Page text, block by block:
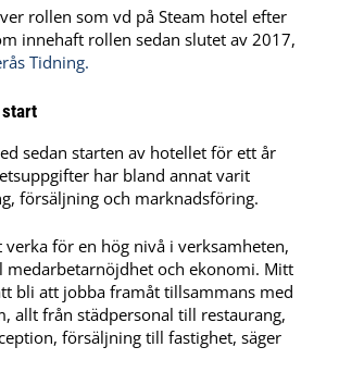
rollen som vd på Steam hotel efter
innehaft rollen sedan slutet av 2017,
Tidning.
start
sedan starten av hotellet för ett år
har bland annat varit
försäljning och marknadsföring.
för en hög nivå i verksamheten,
medarbetarnöjdhet och ekonomi. Mitt
bli att jobba framåt tillsammans med
allt från städpersonal till restaurang,
försäljning till fastighet, säger